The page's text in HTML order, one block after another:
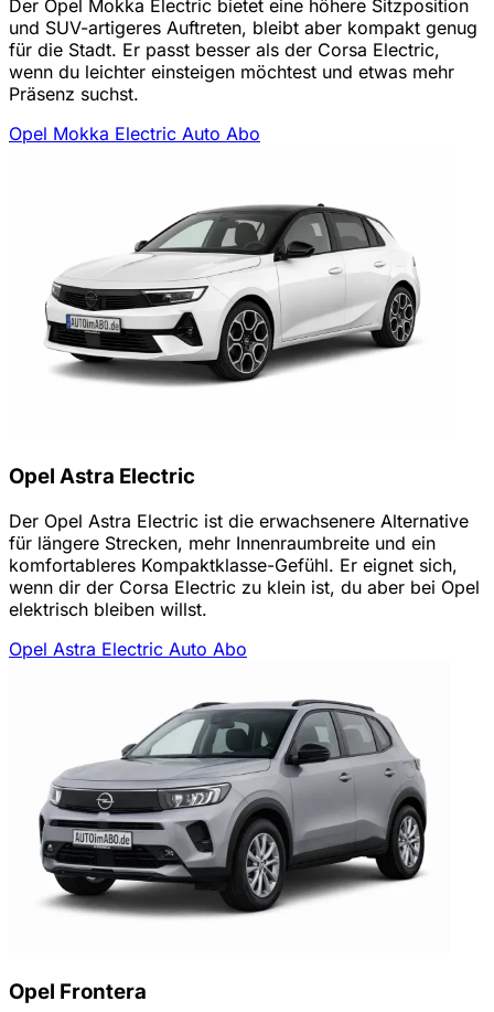
Der Opel Mokka Electric bietet eine höhere Sitzposition
und SUV-artigeres Auftreten, bleibt aber kompakt genug
für die Stadt. Er passt besser als der Corsa Electric,
wenn du leichter einsteigen möchtest und etwas mehr
Präsenz suchst.
Opel Mokka Electric Auto Abo
Opel Astra Electric
Der Opel Astra Electric ist die erwachsenere Alternative
für längere Strecken, mehr Innenraumbreite und ein
komfortableres Kompaktklasse-Gefühl. Er eignet sich,
wenn dir der Corsa Electric zu klein ist, du aber bei Opel
elektrisch bleiben willst.
Opel Astra Electric Auto Abo
Opel Frontera